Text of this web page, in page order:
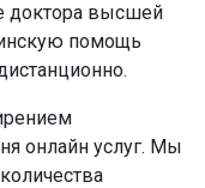
доктора высшей
помощь
онлайн услуг. Мы